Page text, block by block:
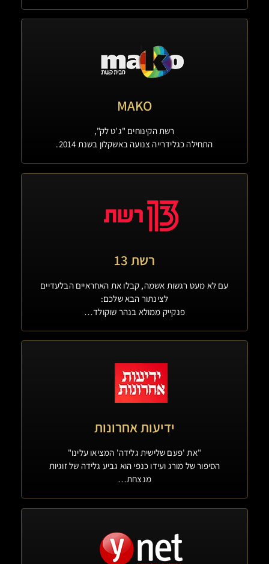
MAKO
רשת הקינוחים "ג'ט לק",
התחילה כגלידרייה צנועה באשקלון בשנת 2014.
רשת 13
עם לא מעט רגשות אשמה, קבלו את האחראיים הבלעדיים
לצינתור הבא שלכם:
פנקייק ממולא בנהר שוקולד…
ידיעות אחרונות
"את 'פעם שלישית גלידה' המציאו עלינו"
הסיפור של מורג ועידו כנפי הוא גביע גלידה של זוגיות
מנצחת…